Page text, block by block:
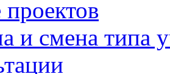
и смена типа